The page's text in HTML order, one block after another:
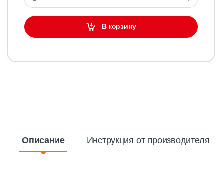
В корзину
Описание Инструкция от производителя